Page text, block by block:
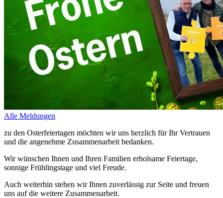
Alle Meldungen
zu den Osterfeiertagen möchten wir uns herzlich für Ihr Vertrauen
und die angenehme Zusammenarbeit bedanken.
Wir wünschen Ihnen und Ihren Familien erholsame Feiertage,
sonnige Frühlingstage und viel Freude.
Auch weiterhin stehen wir Ihnen zuverlässig zur Seite und freuen
uns auf die weitere Zusammenarbeit.